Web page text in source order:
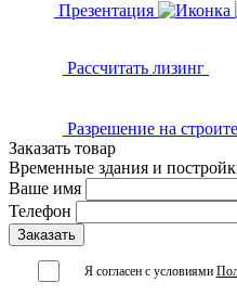
Презентация
Рассчитать лизинг
Разрешение на
Заказать товар
Временные здания и
Ваше имя
Телефон
Я согласен с условиями